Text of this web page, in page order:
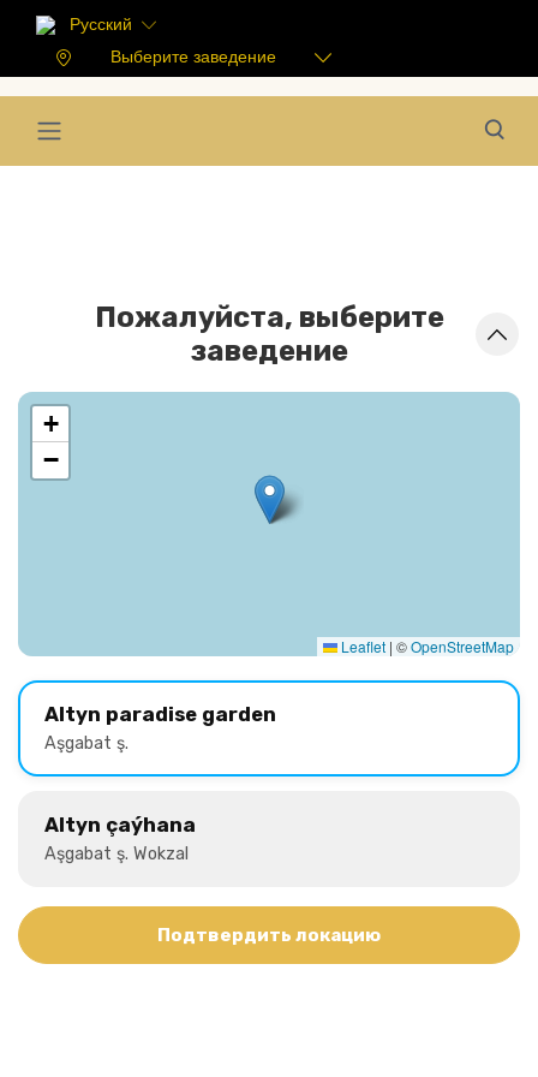
Русский
Выберите заведение
Пожалуйста, выберите
заведение
+
−
Leaflet | ©OpenStreetMap
Altyn paradise garden
Aşgabat ş.
Altyn çaýhana
Aşgabat ş. Wokzal
Подтвердить локацию